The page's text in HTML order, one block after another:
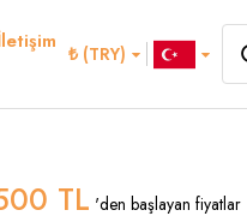
₺ (TRY)
TL 'den başlayan fiyatlar
6.500